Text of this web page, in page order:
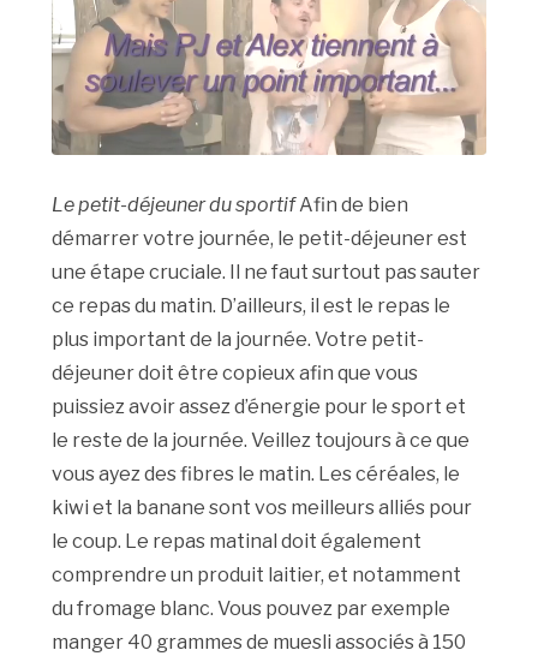
Le petit-déjeuner du sportifAfin de bien
démarrer votre journée, le petit-déjeuner est
une étape cruciale. Il ne faut surtout pas sauter
ce repas du matin. D’ailleurs, il est le repas le
plus important de la journée. Votre petit-
déjeuner doit être copieux afin que vous
puissiez avoir assez d’énergie pour le sport et
le reste de la journée. Veillez toujours à ce que
vous ayez des fibres le matin. Les céréales, le
kiwi et la banane sont vos meilleurs alliés pour
le coup. Le repas matinal doit également
comprendre un produit laitier, et notamment
du fromage blanc. Vous pouvez par exemple
manger 40 grammes de muesli associés à 150